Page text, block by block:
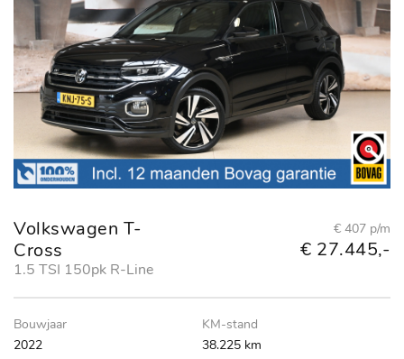
Volkswagen T-
Cross
1.5 TSI 150pk R-Line
€ 407 p/m
€ 27.445,-
Bouwjaar
2022
KM-stand
38.225 km